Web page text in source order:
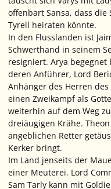
offenbart Sansa, dass
Tyrell heiraten könnte.
In den Flusslanden ist
Schwerthand in seinem
resigniert. Arya begegnet
deren Anführer, Lord
Anhänger des Herren
einen Zweikampf als
weiterhin auf dem Weg
dreiäugigen Krähe.
angeblichen Retter
Kerker bringt.
Im Land jenseits der
einer Meuterei. Lord
Sam Tarly kann mit